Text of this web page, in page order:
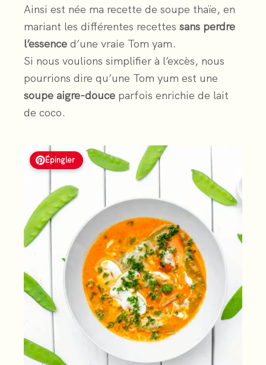
Ainsi est née ma recette de soupe thaïe, en
mariant les différentes recettes sans perdre
l’essence d’une vraie Tom yam.
Si nous voulions simplifier à l’excès, nous
pourrions dire qu’une Tom yum est une
soupe aigre-douce parfois enrichie de lait
de coco.
Épingler